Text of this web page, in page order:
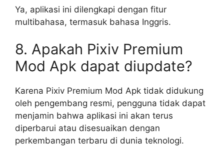
Ya, aplikasi ini dilengkapi dengan fitur
multibahasa, termasuk bahasa Inggris.
8. Apakah Pixiv Premium
Mod Apk dapat diupdate?
Karena Pixiv Premium Mod Apk tidak didukung
oleh pengembang resmi, pengguna tidak dapat
menjamin bahwa aplikasi ini akan terus
diperbarui atau disesuaikan dengan
perkembangan terbaru di dunia teknologi.